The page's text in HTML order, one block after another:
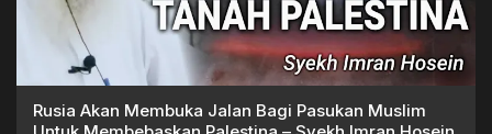
Rusia Akan Membuka Jalan Bagi Pasukan Muslim